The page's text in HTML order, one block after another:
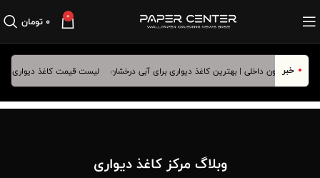
0 ۰تومان
خبر لیست قیمت کاغذ دیواری فروردین
وبلاگ مرکز کاغذ دیواری